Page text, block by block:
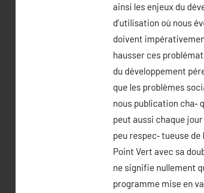
ainsi les enjeux du
d’utilisation où nous
doivent
hausser ces
du développement
que les problèmes
nous publication cha‑
peut aussi chaque
peu respec‑ tueuse
Point Vert avec sa
ne signifie nullement
programme mise en